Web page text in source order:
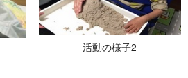
活動の様子2